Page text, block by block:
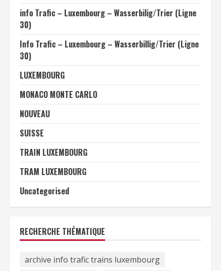
info Trafic – Luxembourg – Wasserbilig/Trier (Ligne
30)
Info Trafic – Luxembourg – Wasserbillig/Trier (Ligne
30)
LUXEMBOURG
MONACO MONTE CARLO
NOUVEAU
SUISSE
TRAIN LUXEMBOURG
TRAM LUXEMBOURG
Uncategorised
RECHERCHE THÉMATIQUE
archive info trafic trains luxembourg